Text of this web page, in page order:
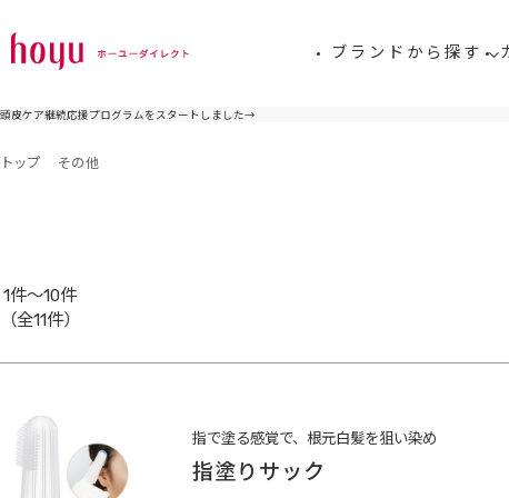
ブランドから探す
頭皮ケア継続応援プログラムをスタートしました→
トップ その他
1件～10件
（全11件）
指で塗る感覚で、根元白髪を狙い染め
指塗りサック